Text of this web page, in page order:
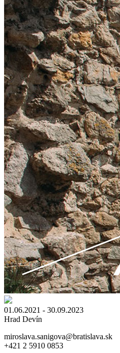
01.06.2021 - 30.09.2023
Hrad Devín
miroslava.sanigova@bratislava.sk
+421 2 5910 0853